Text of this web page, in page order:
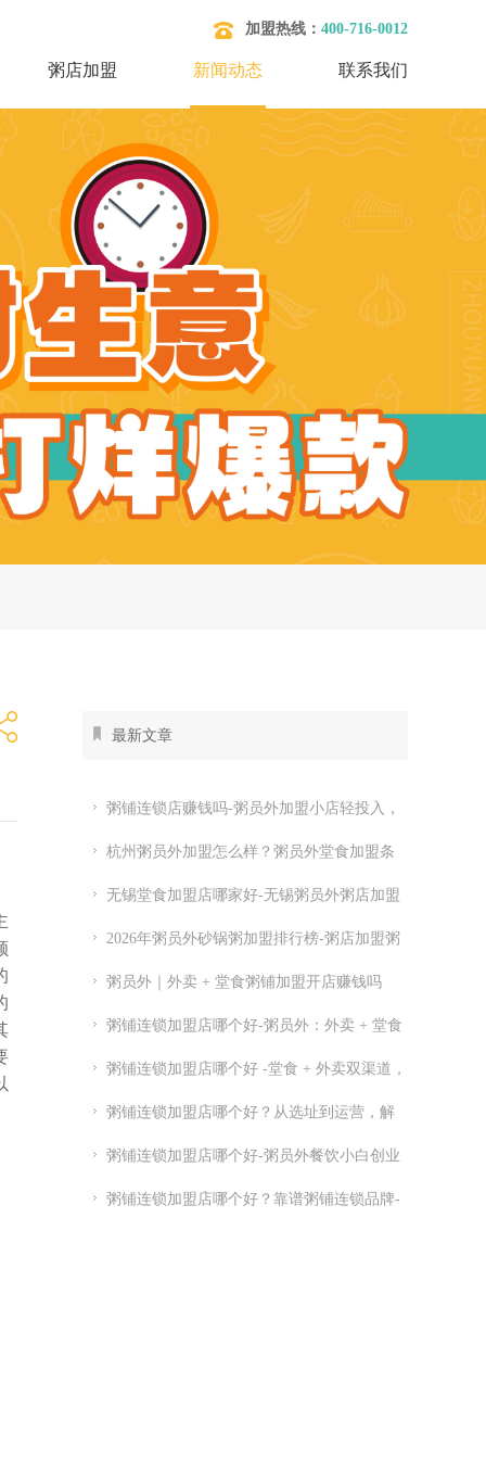
加盟热线： 400-716-0012
粥店加盟 新闻动态 联系我们
最新文章
粥铺连锁店赚钱吗-粥员外加盟小店轻投入，
全时段都有生意
杭州粥员外加盟怎么样？粥员外堂食加盟条
无锡堂食加盟店哪家好-无锡粥员外粥店加盟
2026年粥员外砂锅粥加盟排行榜-粥店加盟粥
员外开店怎么样
粥员外｜外卖 + 堂食粥铺加盟开店赚钱吗
粥铺连锁加盟店哪个好-粥员外：外卖 + 堂食
粥铺加盟
粥铺连锁加盟店哪个好 -堂食 + 外卖双渠道，
优质连锁粥员外加盟推荐
粥铺连锁加盟店哪个好？从选址到运营，解
析连锁开店关键点
粥铺连锁加盟店哪个好-粥员外餐饮小白创业
指南-粥员外加盟官网
粥铺连锁加盟店哪个好？靠谱粥铺连锁品牌-